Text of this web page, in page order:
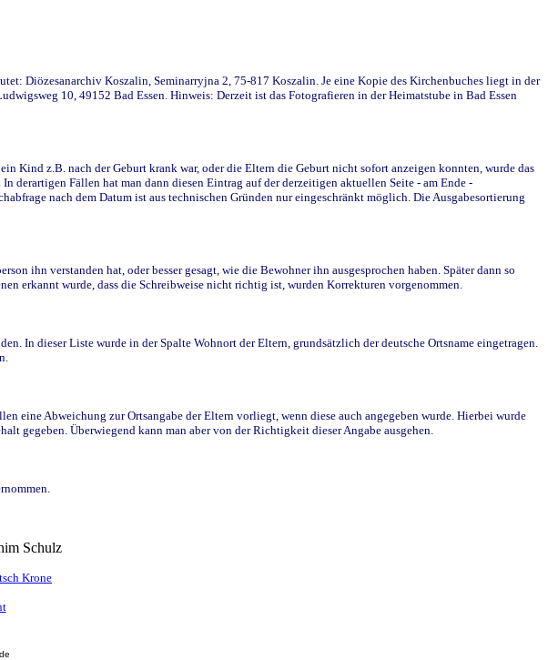
Diözesanarchiv Koszalin, Seminarryjna 2, 75-817 Koszalin. Je eine Kopie des Kirchenbuches liegt in der
10, 49152 Bad Essen. Hinweis: Derzeit ist das Fotografieren in der Heimatstube in Bad Essen
Kind z.B. nach der Geburt krank war, oder die Eltern die Geburt nicht sofort anzeigen konnten, wurde das
derartigen Fällen hat man dann diesen Eintrag auf der derzeitigen aktuellen Seite - am Ende -
nach dem Datum ist aus technischen Gründen nur eingeschränkt möglich. Die Ausgabesortierung
ihn verstanden hat, oder besser gesagt, wie die Bewohner ihn ausgesprochen haben. Später dann so
erkannt wurde, dass die Schreibweise nicht richtig ist, wurden Korrekturen vorgenommen.
In dieser Liste wurde in der Spalte Wohnort der Eltern, grundsätzlich der deutsche Ortsname eingetragen.
eine Abweichung zur Ortsangabe der Eltern vorliegt, wenn diese auch angegeben wurde. Hierbei wurde
gegeben. Überwiegend kann man aber von der Richtigkeit dieser Angabe ausgehen.
Schulz
Krone